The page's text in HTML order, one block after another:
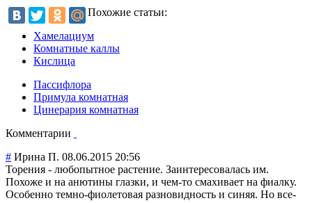
Похожие статьи:
Хамелациум
Комнатные каллы
Кислица
Пассифлора
Примула комнатная
Цинерария комнатная
Комментарии
# Ирина П. 08.06.2015 20:56
Торения - любопытное растение. Заинтересовалась им.
Похоже и на анютины глазки, и чем-то смахивает на фиалку.
Особенно темно-фиолетовая разновидность и синяя. Но все-